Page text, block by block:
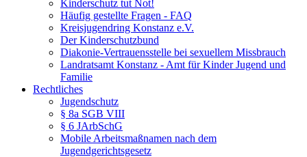
Kinderschutz tut Not!
Häufig gestellte Fragen - FAQ
Kreisjugendring Konstanz e.V.
Der Kinderschutzbund
Diakonie-Vertrauensstelle bei sexuellem Missbrauch
Landratsamt Konstanz - Amt für Kinder Jugend und
Familie
Rechtliches
Jugendschutz
§ 8a SGB VIII
§ 6 JArbSchG
Mobile Arbeitsmaßnamen nach dem
Jugendgerichtsgesetz